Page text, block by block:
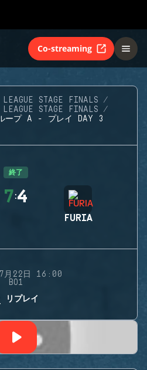
Co-streaming
STAGE FINALS
STAGE FINALS
ープ A - プレイ DAY 3
終了
7:4
FURIA
月22日 16:00
BO1
リプレイ